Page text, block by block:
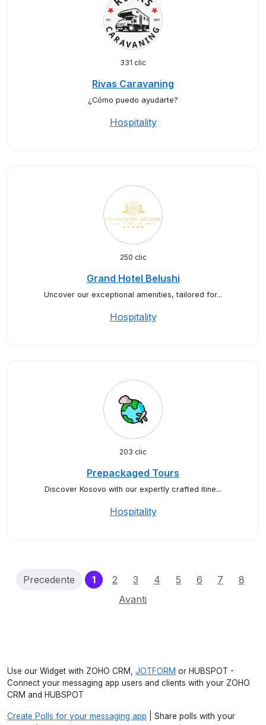
331 clic
Rivas Caravaning
¿Cómo puedo ayudarte?
Hospitality
250 clic
Grand Hotel Belushi
Uncover our exceptional amenities, tailored for...
Hospitality
203 clic
Prepackaged Tours
Discover Kosovo with our expertly crafted itine...
Hospitality
Precedente 1(current)
2 3 4 5 6 7
8
Avanti
Use our Widget with ZOHO CRM, JOTFORM or HUBSPOT -
Connect your messaging app users and clients with your ZOHO
CRM and HUBSPOT
Create Polls for your messaging app | Share polls with your